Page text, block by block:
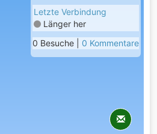
Letzte Verbindung
Länger her
0 Besuche | 0 Kommentare